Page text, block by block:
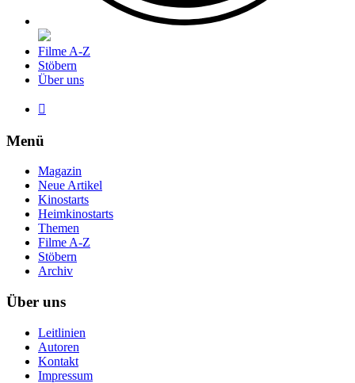
Filme A-Z
Stöbern
Über uns

Menü
Magazin
Neue Artikel
Kinostarts
Heimkinostarts
Themen
Filme A-Z
Stöbern
Archiv
Über uns
Leitlinien
Autoren
Kontakt
Impressum